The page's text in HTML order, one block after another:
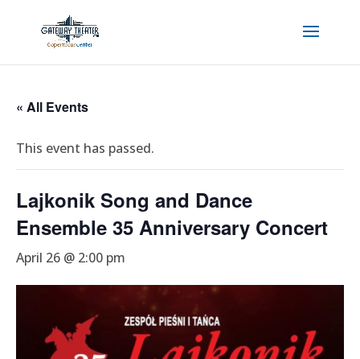
« All Events
This event has passed.
Lajkonik Song and Dance
Ensemble 35 Anniversary Concert
April 26 @ 2:00 pm